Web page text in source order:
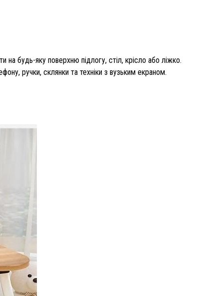
будь-яку поверхню підлогу, стіл, крісло або ліжко.
ручки, склянки та техніки з вузьким екраном.